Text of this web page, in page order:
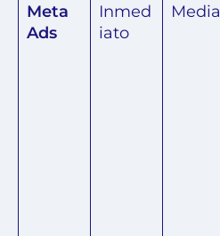
Meta
Ads
Inmed
iato
Media